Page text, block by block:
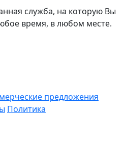
служба, на которую Вы
время, в любом месте.
предложения
Политика